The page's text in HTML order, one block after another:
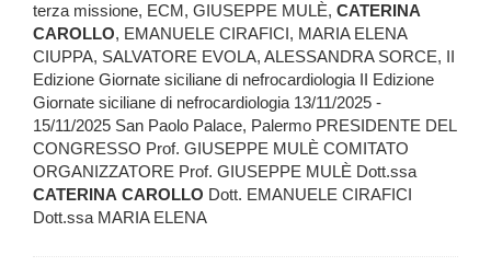
terza missione, ECM, GIUSEPPE MULÈ, CATERINA
CAROLLO, EMANUELE CIRAFICI, MARIA ELENA
CIUPPA, SALVATORE EVOLA, ALESSANDRA SORCE, II
Edizione Giornate siciliane di nefrocardiologia II Edizione
Giornate siciliane di nefrocardiologia 13/11/2025 -
15/11/2025 San Paolo Palace, Palermo PRESIDENTE DEL
CONGRESSO Prof. GIUSEPPE MULÈ COMITATO
ORGANIZZATORE Prof. GIUSEPPE MULÈ Dott.ssa
CATERINA CAROLLO Dott. EMANUELE CIRAFICI
Dott.ssa MARIA ELENA